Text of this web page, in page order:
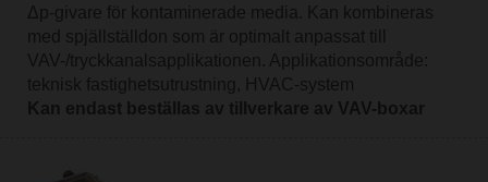
Δp-givare för kontaminerade media. Kan kombineras
med spjällställdon som är optimalt anpassat till
VAV-/tryckkanalsapplikationen. Applikationsområde:
teknisk fastighetsutrustning, HVAC-system
Kan endast beställas av tillverkare av VAV-boxar